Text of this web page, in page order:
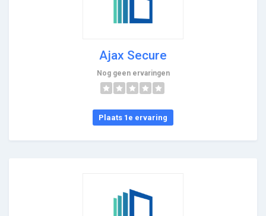
Ajax Secure
Nog geen ervaringen
Plaats 1e ervaring